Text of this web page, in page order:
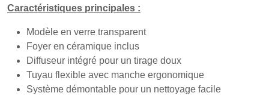
Caractéristiques principales :
Modèle en verre transparent
Foyer en céramique inclus
Diffuseur intégré pour un tirage doux
Tuyau flexible avec manche ergonomique
Système démontable pour un nettoyage facile